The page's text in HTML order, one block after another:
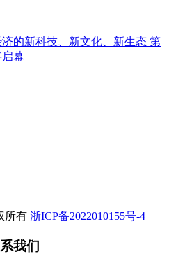
的新科技、新文化、新生态 第
幕
所有 浙ICP备2022010155号-4
我们